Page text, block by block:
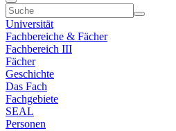
Universität
Fachbereiche & Fächer
Fachbereich III
Fächer
Geschichte
Das Fach
Fachgebiete
SEAL
Personen